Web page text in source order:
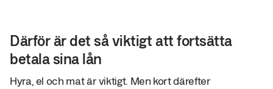
Därför är det så viktigt att fortsätta
betala sina lån
Hyra, el och mat är viktigt. Men kort därefter